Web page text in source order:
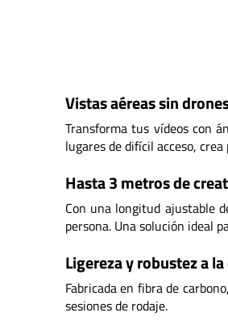
Vistas aéreas sin
Transforma tus vídeos con
lugares de difícil acceso,
Hasta 3 metros de
Con una longitud ajustable
persona. Una solución ideal
Ligereza y robustez a
Fabricada en fibra de
sesiones de rodaje.